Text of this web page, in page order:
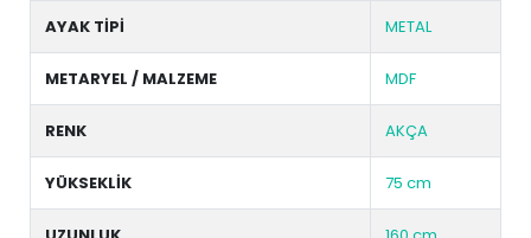
AYAK TİPİ METAL
METARYEL / MALZEME MDF
RENK AKÇA
YÜKSEKLİK 75 cm